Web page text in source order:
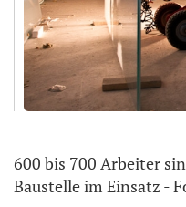
600 bis 700 Arbeiter
Baustelle im Einsatz -